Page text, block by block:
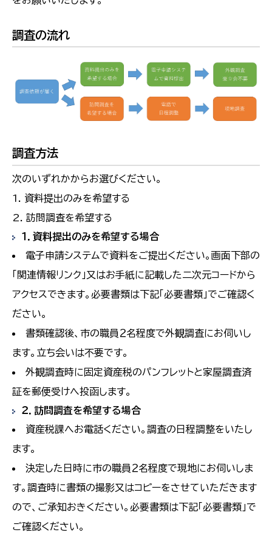
調査の流れ
調査方法
次のいずれかからお選びください。
資料提出のみを希望する
訪問調査を希望する
１．資料提出のみを希望する場合
電子申請システムで資料をご提出ください。画面下部の
「関連情報リンク」又はお手紙に記載した二次元コードから
アクセスできます。必要書類は下記「必要書類」でご確認く
ださい。
書類確認後、市の職員２名程度で外観調査にお伺いし
ます。立ち会いは不要です。
外観調査時に固定資産税のパンフレットと家屋調査済
証を郵便受けへ投函します。
２．訪問調査を希望する場合
資産税課へお電話ください。調査の日程調整をいたし
ます。
決定した日時に市の職員２名程度で現地にお伺いしま
す。調査時に書類の撮影又はコピーをさせていただきます
ので、ご承知おきください。必要書類は下記「必要書類」で
ご確認ください。